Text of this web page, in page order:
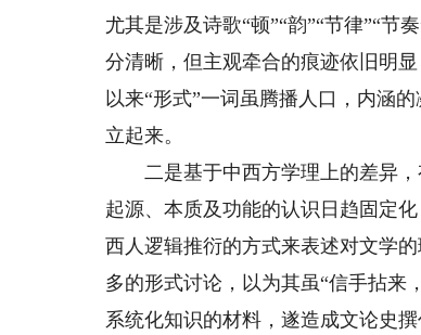
尤其是涉及诗歌“顿”“韵”“节律”“节
分清晰，但主观牵合的痕迹依旧明
以来“形式”一词虽腾播人口，内涵
立起来。
二是基于中西方学理上的差异，
起源、本质及功能的认识日趋固定
西人逻辑推衍的方式来表述对文学
多的形式讨论，以为其虽“信手拈来
系统化知识的材料，遂造成文论史